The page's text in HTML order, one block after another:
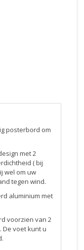
posterbord om
met 2
( bij
wel om uw
tegen wind.
aluminium met
voorzien van 2
De voet kunt u